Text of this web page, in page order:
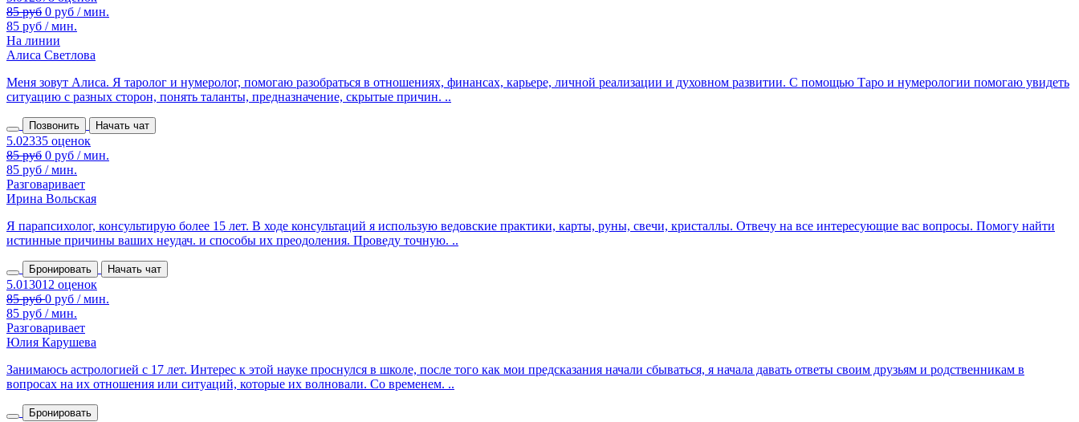
85 руб 0 руб / мин.
85 руб / мин.
На линии
Алиса Светлова
Меня зовут Алиса. Я таролог и нумеролог, помогаю разобраться в отношениях, финансах, карьере, личной реализации и духовном развитии. С помощью Таро и нумерологии помогаю увидеть
ситуацию с разных сторон, понять таланты, предназначение, скрытые причин. ..
Позвонить Начать чат
85 руб 0 руб / мин.
85 руб / мин.
Разговаривает
Ирина Вольская
Я парапсихолог, консультирую более 15 лет. В ходе консультаций я использую ведовские практики, карты, руны, свечи, кристаллы. Отвечу на все интересующие вас вопросы. Помогу найти
истинные причины ваших неудач. и способы их преодоления. Проведу точную. ..
Бронировать Начать чат
85 руб / мин.
Разговаривает
Юлия Карушева
Занимаюсь астрологией с 17 лет. Интерес к этой науке проснулся в школе, после того как мои предсказания начали сбываться, я начала давать ответы своим друзьям и родственникам в
вопросах на их отношения или ситуаций, которые их волновали. Со временем. ..
Бронировать